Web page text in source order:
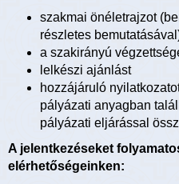
szakmai önéletrajzot
részletes
a szakirányú
lelkészi ajánlást
hozzájáruló
pályázati anyagban
pályázati eljárással
A jelentkezéseket
elérhetőségeinken: